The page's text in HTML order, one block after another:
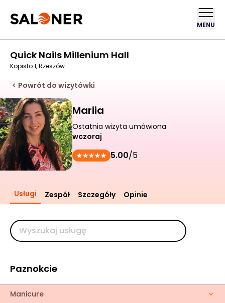
MENU
Quick Nails Millenium Hall
Kopisto 1, Rzeszów
Powrót do wizytówki
Mariia
Ostatnia wizyta umówiona
wczoraj
5.00/5
Usługi Zespół Szczegóły Opinie
Paznokcie
Manicure